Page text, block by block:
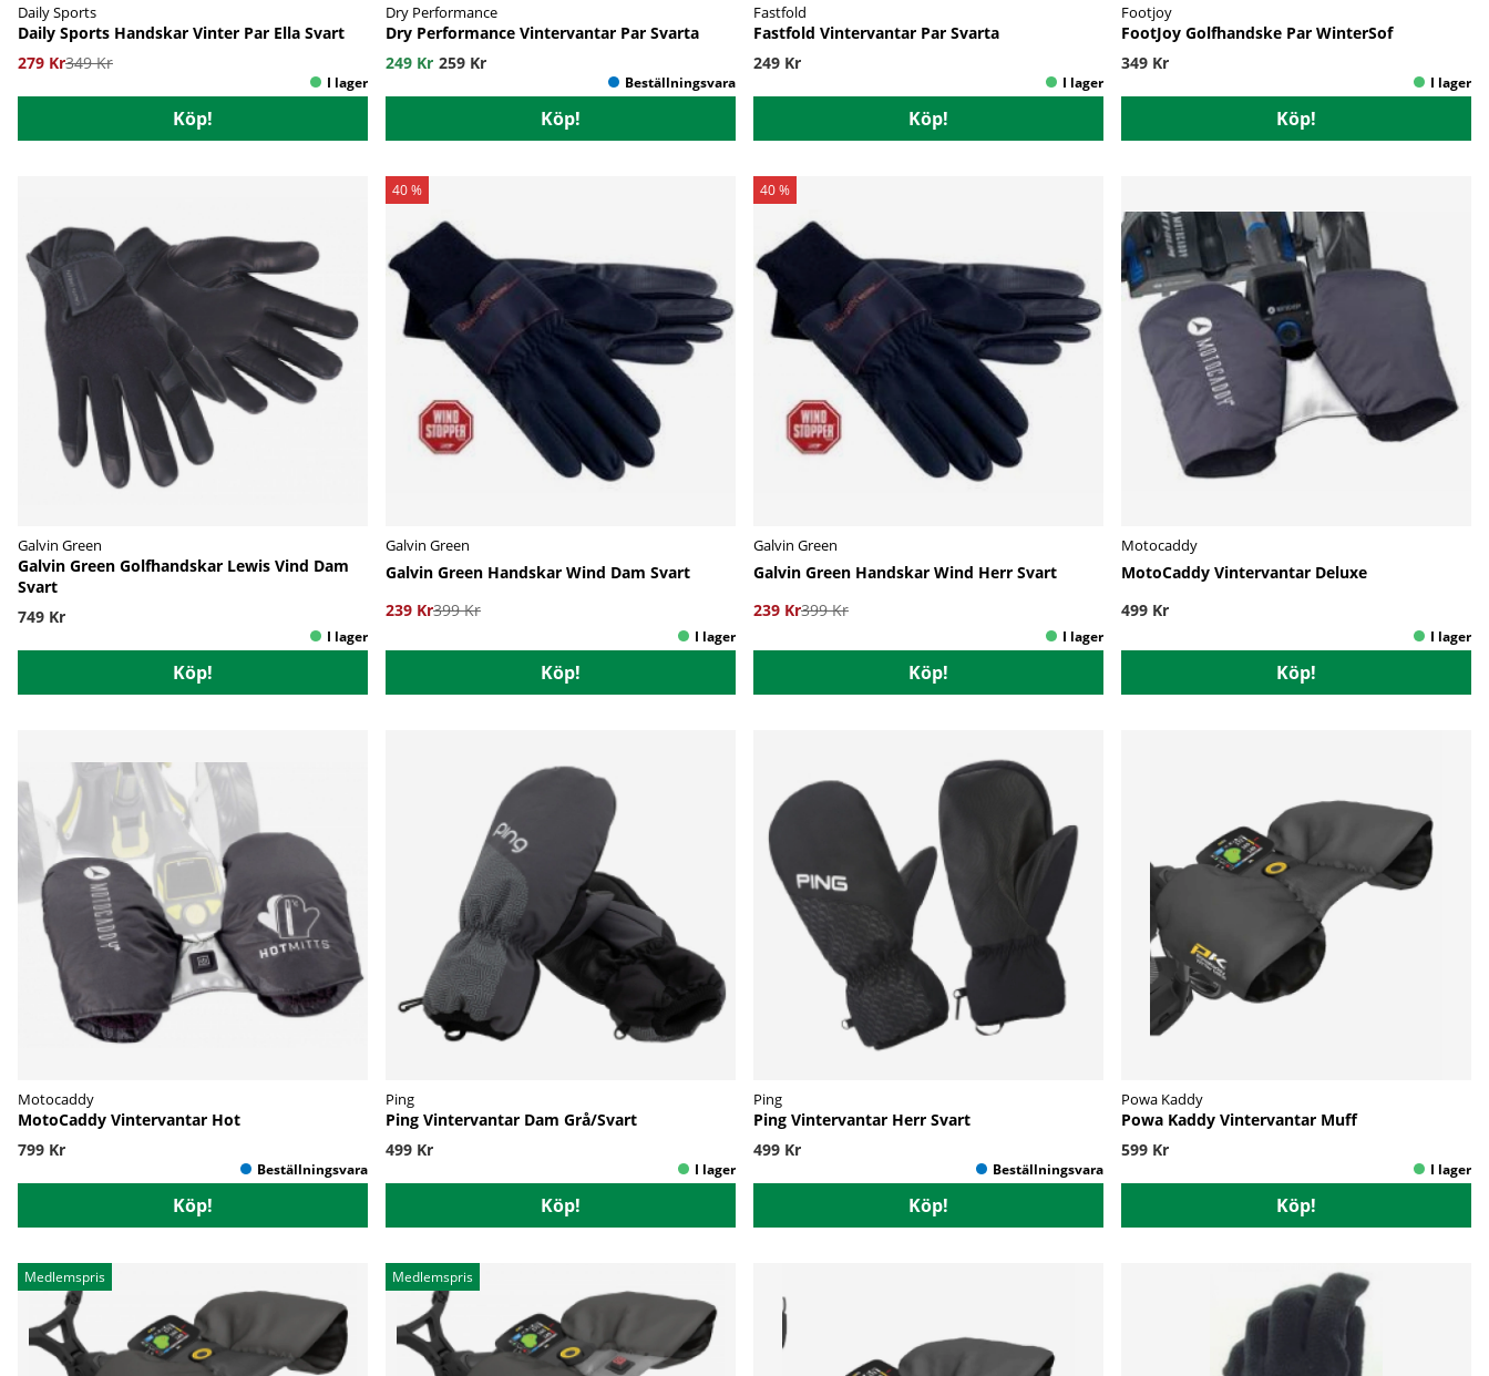
Daily Sports
Daily Sports Handskar Vinter Par Ella Svart
279 Kr349 Kr
Köp!
Dry Performance
Dry Performance Vintervantar Par Svarta
249 Kr 259 Kr
Köp!
Fastfold
Fastfold Vintervantar Par Svarta
249 Kr
Köp!
Footjoy
FootJoy Golfhandske Par WinterSof
349 Kr
Köp!
Galvin Green
Galvin Green Golfhandskar Lewis Vind Dam
Svart
749 Kr
Köp!
40 %
Galvin Green
Galvin Green Handskar Wind Dam Svart
239 Kr399 Kr
Köp!
40 %
Galvin Green
Galvin Green Handskar Wind Herr Svart
239 Kr399 Kr
Köp!
Motocaddy
MotoCaddy Vintervantar Deluxe
499 Kr
Köp!
Motocaddy
MotoCaddy Vintervantar Hot
799 Kr
Köp!
Ping
Ping Vintervantar Dam Grå/Svart
499 Kr
Köp!
Ping
Ping Vintervantar Herr Svart
499 Kr
Köp!
Powa Kaddy
Powa Kaddy Vintervantar Muff
599 Kr
Köp!
Medlemspris Medlemspris